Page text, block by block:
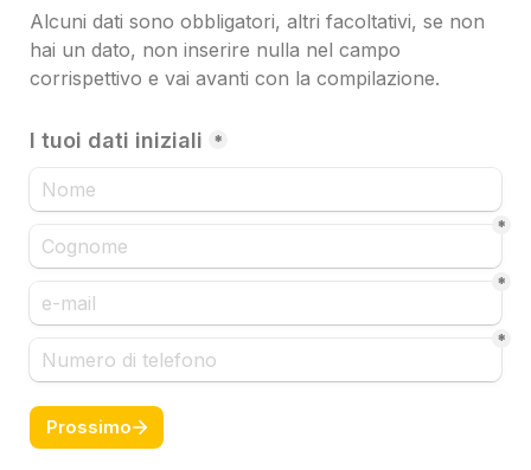
Alcuni dati sono obbligatori, altri facoltativi, se non
hai un dato, non inserire nulla nel campo
corrispettivo e vai avanti con la compilazione.
I tuoi dati iniziali *
*
*
*
Prossimo